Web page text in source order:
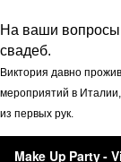
На ваши вопросы
свадеб.
Виктория давно
мероприятий в
из первых рук.